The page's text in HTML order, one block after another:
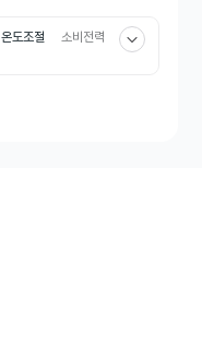
온도조절
소비전력